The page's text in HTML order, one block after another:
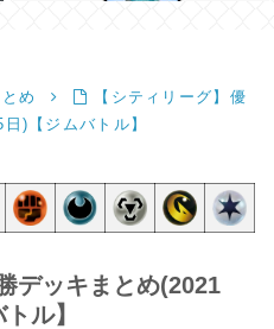
め
【シティリーグ】優
)【ジムバトル】
デッキまとめ(2021
ル】